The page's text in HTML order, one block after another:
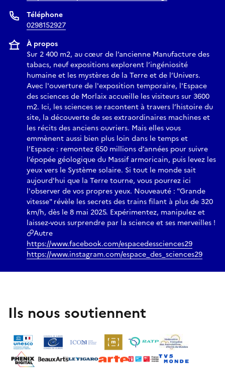
yeux !
Une soirée dynamique et ouverte à tous pour explorer
Téléphone
0298152927
À propos
Sur 2 400 m2, au cœur de l’ancienne Manufacture des
tabacs, neuf expositions explorent l’ingéniosité
humaine et les mystères de la Terre et de l’Univers.
Avec l'ouverture de l'exposition temporaire, l'Espace
des sciences de Morlaix accueille les visiteurs sur 3600
m2. Ici, les sciences se racontent à travers l’histoire du
site, la découverte de ses extraordinaires machines et
les récits des anciens ouvriers. Mais elles vous
emmènent aussi bien plus loin dans le temps et
l’Espace : remontez 650 millions d’années pour suivre
l’épopée géologique du Massif armoricain, puis levez les
yeux vers le Système solaire. Si tout le monde sait
aujourd'hui que la Terre tourne, vous pourrez ici
l'observer de vos propres yeux. Nouveauté : "Grande
vitesse" révèle les secrets des trains filant à plus de 320
km/h, dès le 8 mai 2025. Expérimentez, manipulez et
laissez-vous surprendre par la science et ses merveilles !
Autre
https://www.facebook.com/espacedessciences29
https://www.instagram.com/espace_des_sciences29
Ils nous soutiennent